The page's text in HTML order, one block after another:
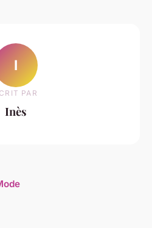
I
PAR
Inès